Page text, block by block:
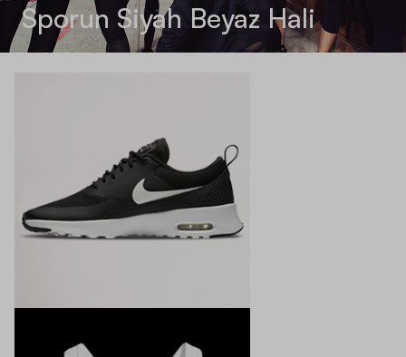
Sporun Siyah Beyaz Hali